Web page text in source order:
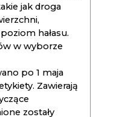
jak droga
hałasu.
w wyborze
po 1 maja
Zawierają
zostały